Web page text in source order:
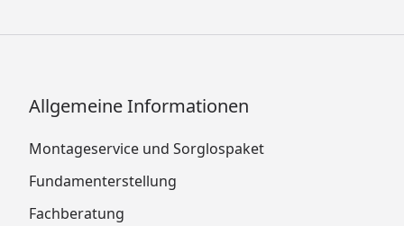
Allgemeine Informationen
Montageservice und Sorglospaket
Fundamenterstellung
Fachberatung